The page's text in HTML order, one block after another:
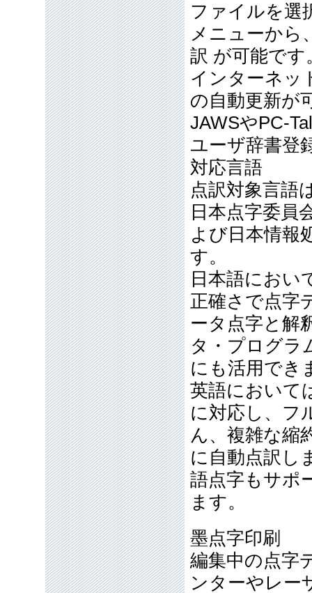
ファイルを選
メニューから
訳 が可能です
インターネッ
の自動更新が
JAWSやPC-
ユーザ辞書登
対応言語
点訳対象言語
日本点字委員
よび日本情報
す。
日本語におい
正確さで点字
ータ点字と解
タ・プログラ
にも活用でき
英語において
に対応し、フ
ん、複雑な縮
に自動点訳し
語点字もサポ
ます。
墨点字印刷
編集中の点字
ンターやレー